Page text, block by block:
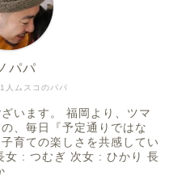
人ムスコのパパ
パパ
います。 福岡より、ツマ
、毎日『予定通りではな
育ての楽しさを共感してい
女 : つむぎ 次女 : ひかり 長